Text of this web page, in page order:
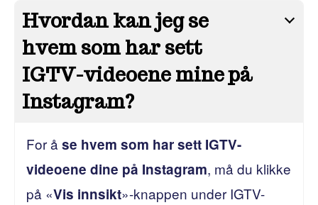
Hvordan kan jeg se
hvem som har sett
IGTV-videoene mine på
Instagram?
For åse hvem som har sett IGTV-
videoene dine på Instagram, må du klikke
på «Vis innsikt»-knappen under IGTV-